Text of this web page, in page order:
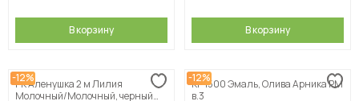
В корзину В корзину
-12%
ГК Аленушка 2 м Лилия
Молочный/Молочный, черный
-12%
КГ 1500 Эмаль, Олива Арника РМ
в.3